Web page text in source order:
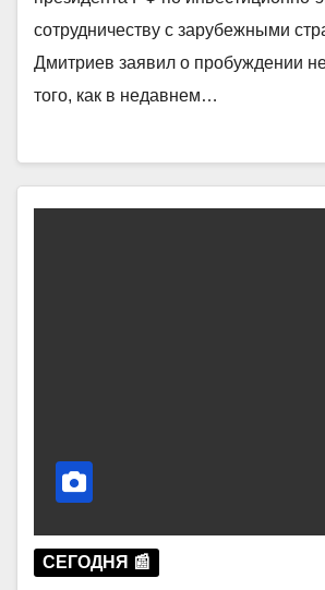
сотрудничеству с зарубежными
Дмитриев заявил о пробуждении
того, как в недавнем…
СЕГОДНЯ 📰